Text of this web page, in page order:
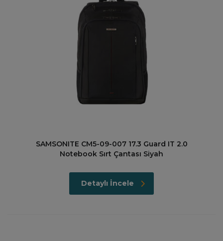
SAMSONITE CM5-09-007 17.3 Guard IT 2.0
Notebook Sırt Çantası Siyah
Detaylı İncele